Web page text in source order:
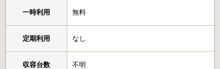
一時利用 無料
定期利用 なし
収容台数 不明